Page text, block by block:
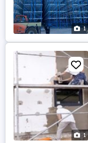
1
1